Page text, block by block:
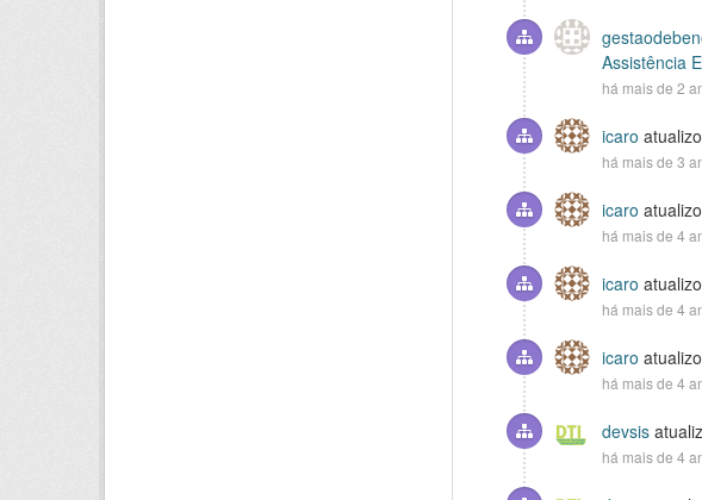
Assistência
há mais de 2
icaro
há mais de 3
icaro
há mais de 4
icaro
há mais de 4
icaro
há mais de 4
devsis
há mais de 4